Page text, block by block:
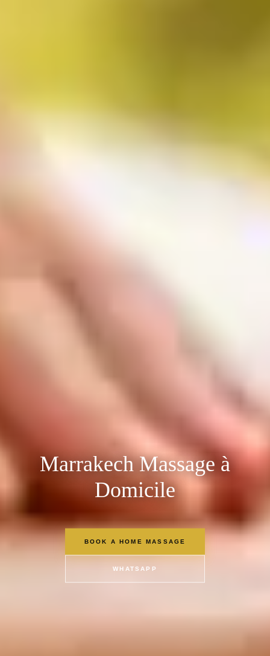
Marrakech Massage à
Domicile
BOOK A HOME MASSAGE
WHATSAPP